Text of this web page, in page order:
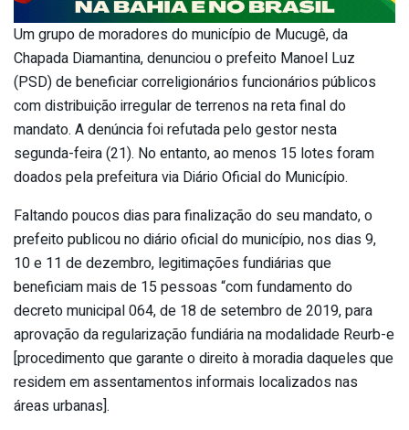
Um grupo de moradores do município de Mucugê, da
Chapada Diamantina, denunciou o prefeito Manoel Luz
(PSD) de beneficiar correligionários funcionários públicos
com distribuição irregular de terrenos na reta final do
mandato. A denúncia foi refutada pelo gestor nesta
segunda-feira (21). No entanto, ao menos 15 lotes foram
doados pela prefeitura via Diário Oficial do Município.
Faltando poucos dias para finalização do seu mandato, o
prefeito publicou no diário oficial do município, nos dias 9,
10 e 11 de dezembro, legitimações fundiárias que
beneficiam mais de 15 pessoas “com fundamento do
decreto municipal 064, de 18 de setembro de 2019, para
aprovação da regularização fundiária na modalidade Reurb-e
[procedimento que garante o direito à moradia daqueles que
residem em assentamentos informais localizados nas
áreas urbanas].